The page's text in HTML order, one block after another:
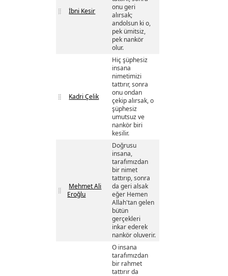
İbni Kesir
onu geri
alırsak;
andolsun ki o,
pek ümitsiz,
pek nankör
olur.
Kadri Çelik
Hiç şüphesiz
insana
nimetimizi
tattırır, sonra
onu ondan
çekip alırsak, o
şüphesiz
umutsuz ve
nankör biri
kesilir.
Mehmet Ali
Eroğlu
Doğrusu
insana,
tarafımızdan
bir nimet
tattırıp, sonra
da geri alsak
eğer Hemen
Allah'tan gelen
bütün
gerçekleri
inkar ederek
nankör oluverir.
O insana
tarafımızdan
bir rahmet
tattırır da